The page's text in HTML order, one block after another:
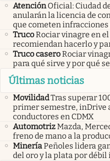
Atención Oficial: Ciudad
anularán la licencia de
que cometen infracciones
TrucoRociar vinagre en
recomiendan hacerlo y
Truco caseroRociar
para qué sirve y por qué
Últimas noticias
MovilidadTras superar
primer semestre, inDrive
conductores en CDMX
AutomotrizMazda,
freno de mano a la
MineríaPeñoles lidera
del oro y la plata por débil